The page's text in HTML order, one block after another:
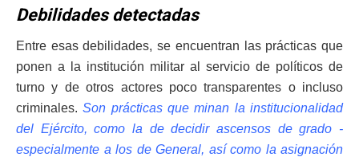
Debilidades detectadas
Entre esas debilidades, se encuentran las prácticas que
ponen a la institución militar al servicio de políticos de
turno y de otros actores poco transparentes o incluso
criminales.Son prácticas que minan la institucionalidad
del Ejército, como la de decidir ascensos de grado -
especialmente a los de General, así como la asignación